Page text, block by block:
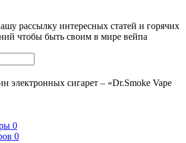
рассылку интересных статей и горячих
чтобы быть своим в мире вейпа
электронных сигарет – «Dr.Smoke Vape
0
0